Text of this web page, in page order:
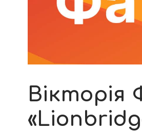
Вікторія